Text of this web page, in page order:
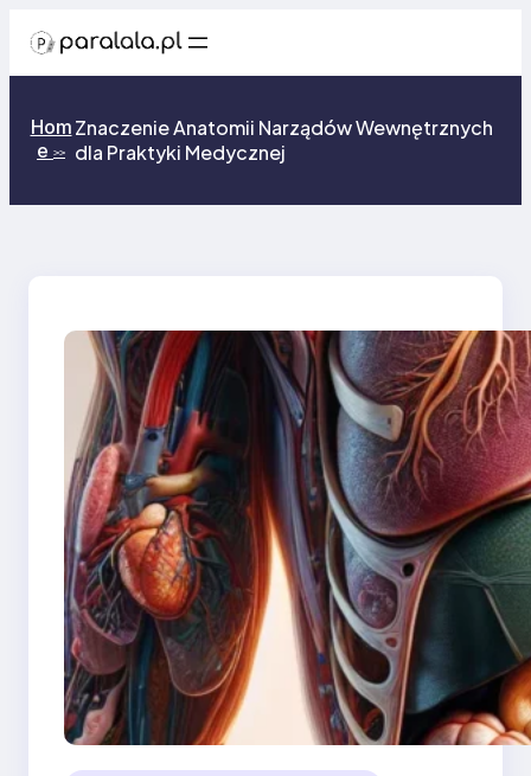
treści
Hom
e >>
Znaczenie Anatomii Narządów Wewnętrznych
dla Praktyki Medycznej